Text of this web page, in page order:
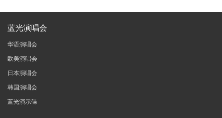
蓝光演唱会
华语演唱会
欧美演唱会
日本演唱会
韩国演唱会
蓝光演示碟